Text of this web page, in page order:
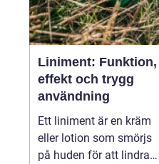
Liniment: Funktion,
effekt och trygg
användning
Ett liniment är en kräm
eller lotion som smörjs
på huden för att lindra